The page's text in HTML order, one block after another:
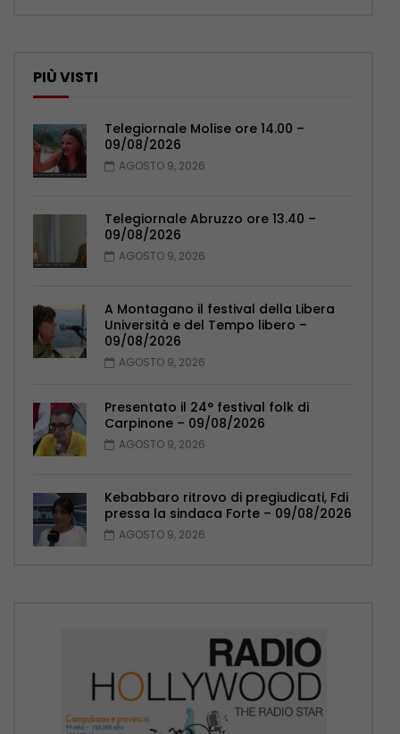
PIÙ VISTI
Telegiornale Molise ore 14.00 –
09/08/2026
AGOSTO 9, 2026
Telegiornale Abruzzo ore 13.40 –
09/08/2026
AGOSTO 9, 2026
A Montagano il festival della Libera
Università e del Tempo libero –
09/08/2026
AGOSTO 9, 2026
Presentato il 24° festival folk di
Carpinone – 09/08/2026
AGOSTO 9, 2026
Kebabbaro ritrovo di pregiudicati, Fdi
pressa la sindaca Forte – 09/08/2026
AGOSTO 9, 2026